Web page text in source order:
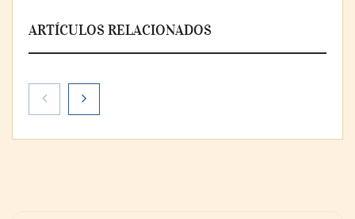
ARTÍCULOS RELACIONADOS